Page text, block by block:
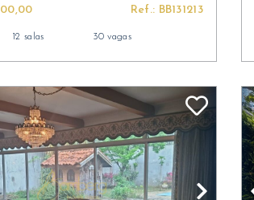
Ref.: BB131213
12 salas 30 vagas